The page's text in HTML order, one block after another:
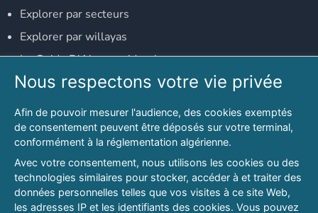
Explorer par secteurs
Explorer par willayas
Le Guide D'Alger, guide-alger.com
NOS RÉSEAUX SOCIAUX
Notre page Facebook
Notre page LinkedIn
Notre page Instagram
Notre page Twitter
Nous respectons votre vie privée
Afin de pouvoir mesurer l'audience, des cookies exemptés
de consentement peuvent être déposés sur votre terminal,
conformément à la réglementation algérienne.
Avec votre consentement, nous utilisons les cookies ou des
technologies similaires pour stocker, accéder à et traiter des
données personnelles telles que vos visites à ce site Web,
les adresses IP et les identifiants des cookies. Vous pouvez